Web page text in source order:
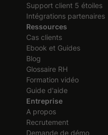
Support client 5 étoiles
Intégrations partenaires
Ressources
Cas clients
Ebook et Guides
Blog
Glossaire RH
Formation vidéo
Guide d'aide
Entreprise
A propos
Recrutement
Demande de démo